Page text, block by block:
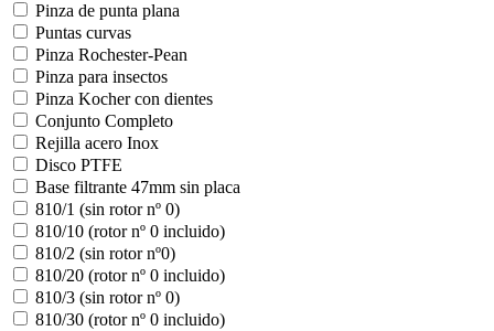
Pinza de punta plana
Puntas curvas
Pinza Rochester-Pean
Pinza para insectos
Pinza Kocher con dientes
Conjunto Completo
Rejilla acero Inox
Disco PTFE
Base filtrante 47mm sin placa
810/1 (sin rotor nº 0)
810/10 (rotor nº 0 incluido)
810/2 (sin rotor nº0)
810/20 (rotor nº 0 incluido)
810/3 (sin rotor nº 0)
810/30 (rotor nº 0 incluido)